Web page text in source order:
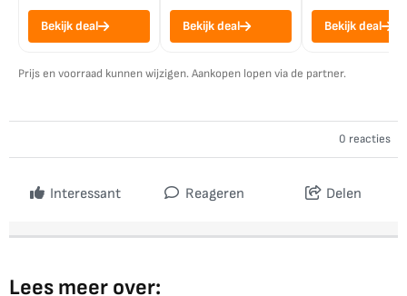
Bekijk deal Bekijk deal Bekijk deal
Prijs en voorraad kunnen wijzigen. Aankopen lopen via de partner.
0 reacties
Interessant Reageren Delen
Lees meer over: